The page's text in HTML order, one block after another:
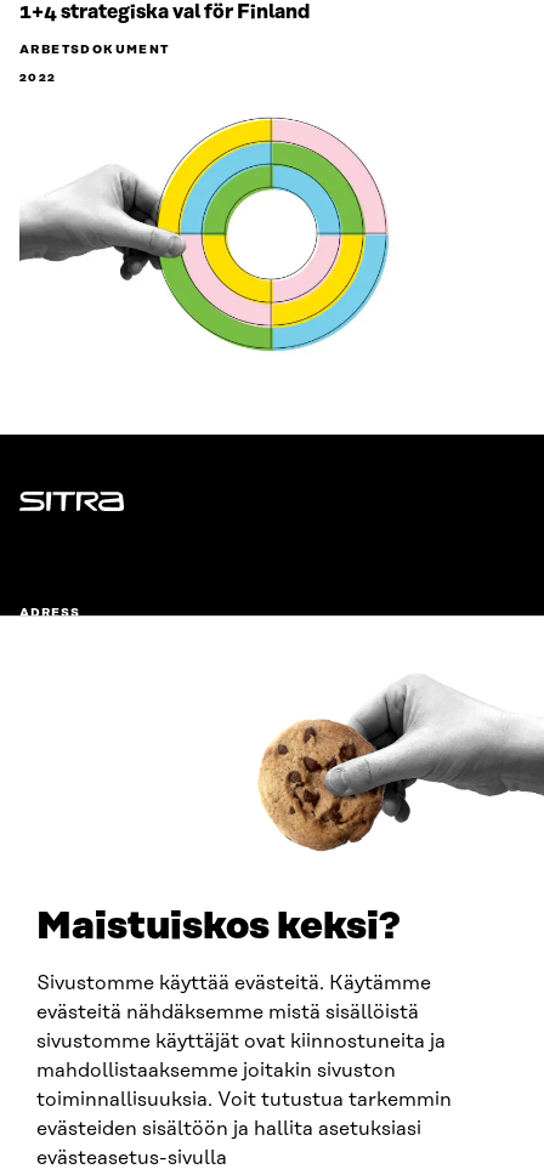
Maistuiskos keksi?
Sivustomme käyttää evästeitä. Käytämme
evästeitä nähdäksemme mistä sisällöistä
sivustomme käyttäjät ovat kiinnostuneita ja
mahdollistaaksemme joitakin sivuston
toiminnallisuuksia. Voit tutustua tarkemmin
evästeiden sisältöön ja hallita asetuksiasi
evästeasetus-sivulla
1+4 strategiska val för Finland
ARBETSDOKUMENT
2022
Sitra
ADRESS
fornamn.efternamn@sitra.fi
SITRA PÅ SOCIALA MEDIER
LinkedIn
Instagram
YouTube